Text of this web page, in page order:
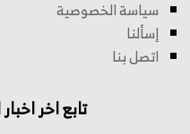
سياسة الخصوصية
إسألنا
اتصل بنا
تابع اخر